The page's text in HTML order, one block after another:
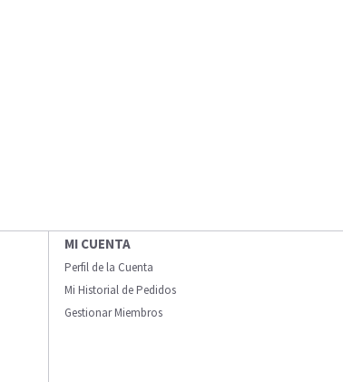
MI CUENTA
Perfil de la Cuenta
Mi Historial de Pedidos
Gestionar Miembros